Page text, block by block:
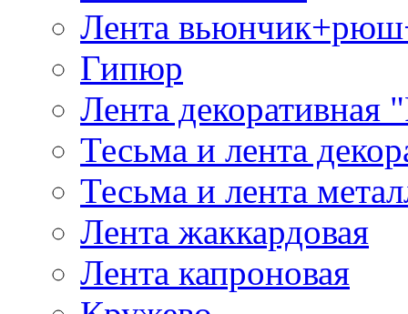
Лента
Гипюр
Лента декоративная
Тесьма и лента
Тесьма и лента
Лента жаккардовая
Лента капроновая